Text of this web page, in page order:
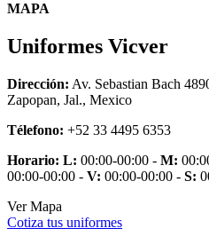
MAPA
Uniformes Vicver
Dirección: Av. Sebastian Bach
Zapopan, Jal., Mexico
Télefono: +52 33 4495 6353
Horario: L: 00:00-00:00 - M:
00:00-00:00 - V: 00:00-00:00 - S:
Ver Mapa
Cotiza tus uniformes